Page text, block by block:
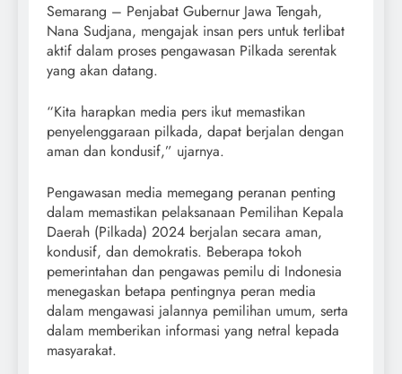
Semarang – Penjabat Gubernur Jawa Tengah,
Nana Sudjana, mengajak insan pers untuk terlibat
aktif dalam proses pengawasan Pilkada serentak
yang akan datang.
“Kita harapkan media pers ikut memastikan
penyelenggaraan pilkada, dapat berjalan dengan
aman dan kondusif,” ujarnya.
Pengawasan media memegang peranan penting
dalam memastikan pelaksanaan Pemilihan Kepala
Daerah (Pilkada) 2024 berjalan secara aman,
kondusif, dan demokratis. Beberapa tokoh
pemerintahan dan pengawas pemilu di Indonesia
menegaskan betapa pentingnya peran media
dalam mengawasi jalannya pemilihan umum, serta
dalam memberikan informasi yang netral kepada
masyarakat.